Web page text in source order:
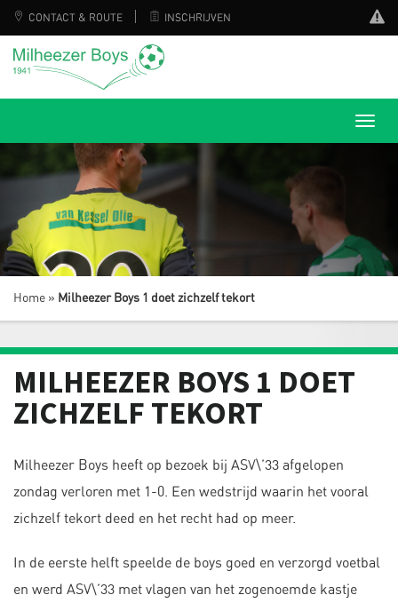
CONTACT & ROUTE INSCHRIJVEN
Home » Milheezer Boys 1 doet zichzelf tekort
MILHEEZER BOYS 1 DOET
ZICHZELF TEKORT
Milheezer Boys heeft op bezoek bij ASV\’33 afgelopen
zondag verloren met 1-0. Een wedstrijd waarin het vooral
zichzelf tekort deed en het recht had op meer.
In de eerste helft speelde de boys goed en verzorgd voetbal
en werd ASV\’33 met vlagen van het zogenoemde kastje